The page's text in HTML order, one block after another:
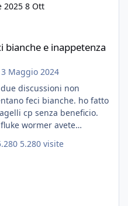
2025 8 Ott
bianche e inappetenza
3 Maggio 2024
discussioni non
feci bianche. ho fatto
cp senza beneficio.
wormer avete
5.280 visite